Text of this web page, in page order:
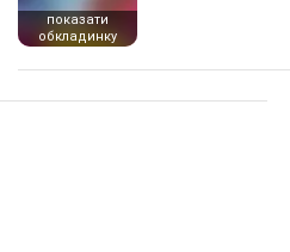
показати
обкладинку